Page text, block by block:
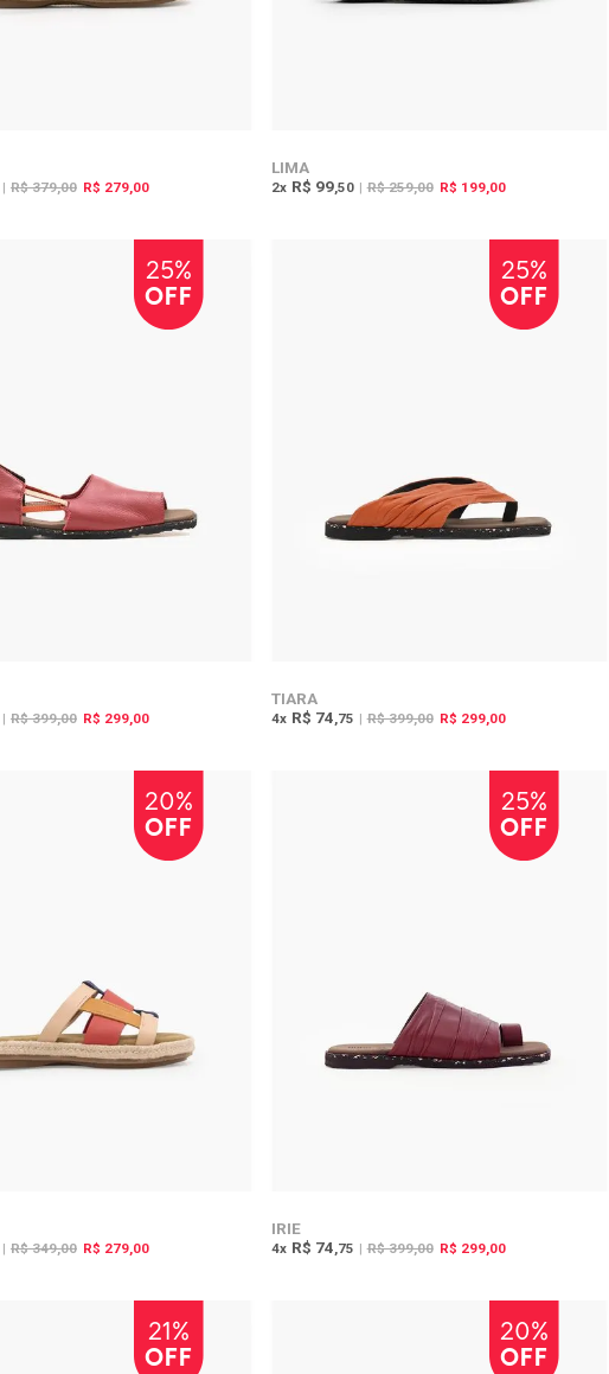
| R$ 379,00 R$ 279,00
LIMA
2x R$ 99,50 | R$ 259,00 R$ 199,00
25%
OFF
| R$ 399,00 R$ 299,00
25%
OFF
TIARA
4x R$ 74 ,75 | R$ 399,00 R$ 299,00
20%
OFF
| R$ 349,00 R$ 279,00
25%
OFF
IRIE
4x R$ 74,75 | R$ 399,00 R$ 299,00
21%
OFF
20%
OFF